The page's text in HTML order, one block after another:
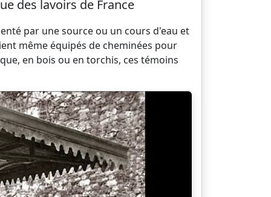
des lavoirs de France
par une source ou un cours d'eau et
même équipés de cheminées pour
en bois ou en torchis, ces témoins